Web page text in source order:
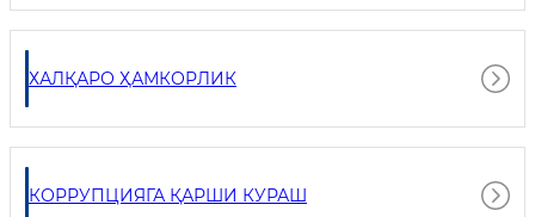
ХАЛҚАРО ҲАМКОРЛИК
КОРРУПЦИЯГА ҚАРШИ КУРАШ